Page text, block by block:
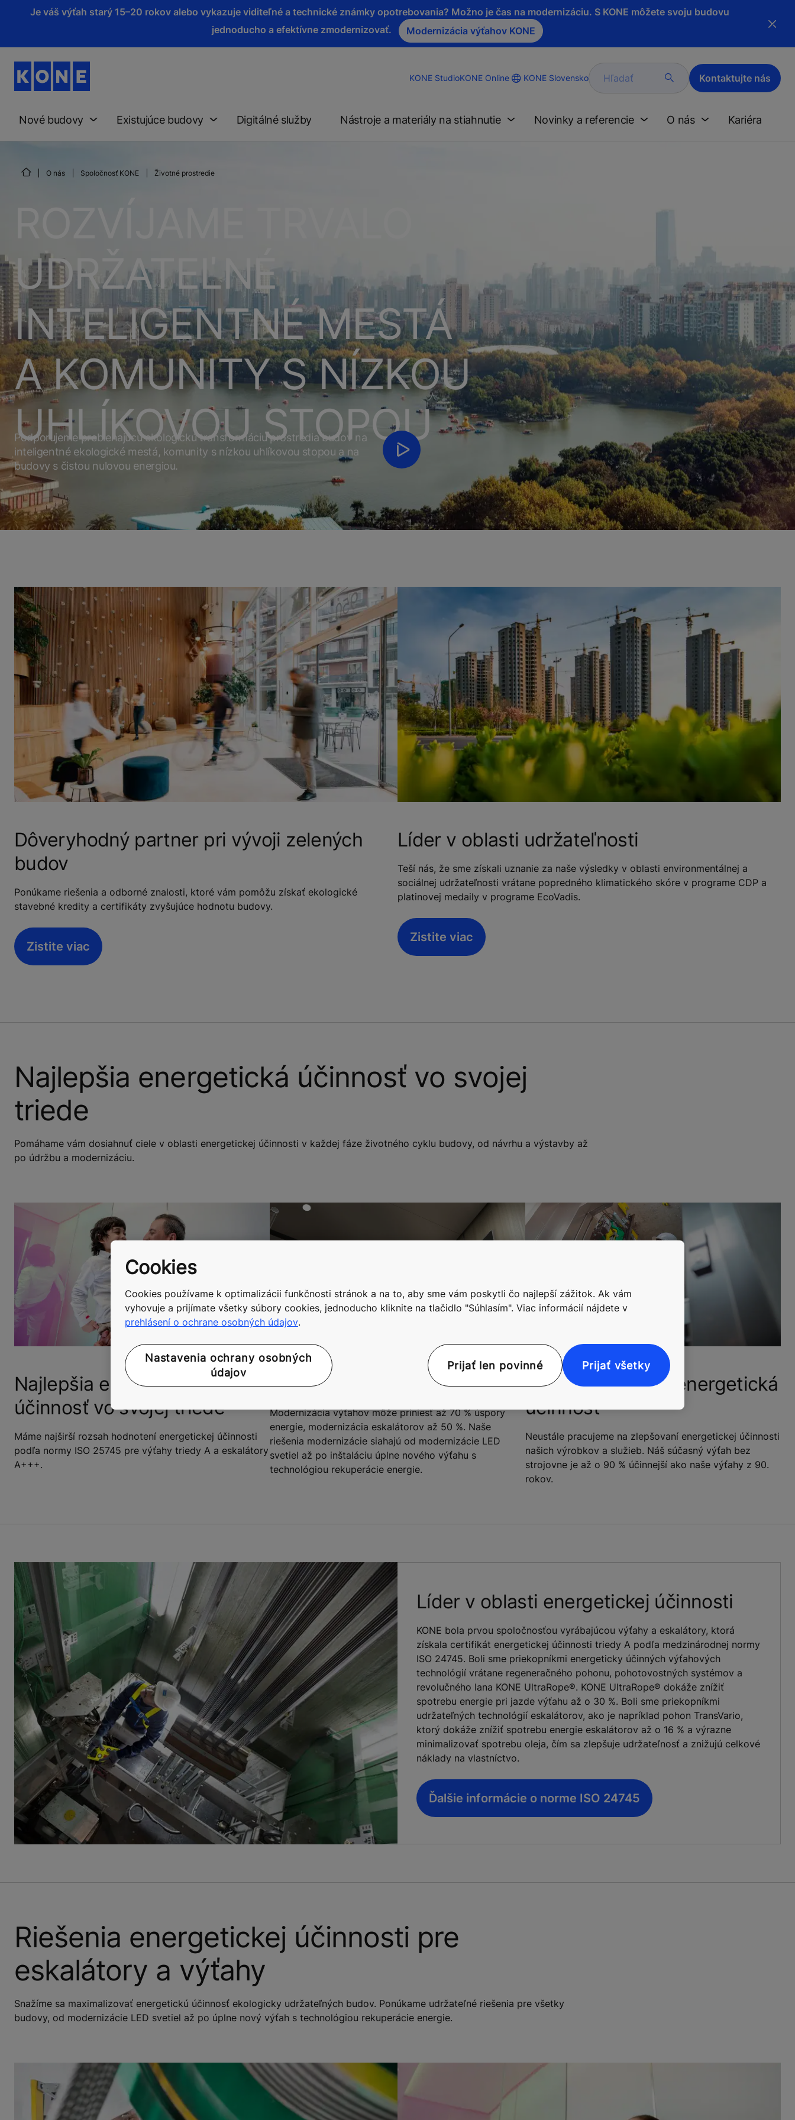
Je váš výťah starý 15–20 rokov alebo vykazuje viditeľné a technické známky opotrebovania? Možno je čas na modernizáciu. S KONE môžete svoju budovu
jednoducho a efektívne zmodernizovať.
Modernizácia výťahov KONE
KONE StudioKONE Online KONE Slovensko Hľadať Kontaktujte nás
Nové budovy Existujúce budovy Digitálné služby Nástroje a materiály na stiahnutie Novinky a referencie O nás Kariéra
O nás Spoločnosť KONE Životné prostredie
UDRŽATEĽNÉ
INTELIGENTNÉ MESTÁ
A KOMUNITY S NÍZKOU
UHLÍKOVOU STOPOU
Podporujeme prebiehajúcu ekologickú transformáciu prostredia budov na
inteligentné ekologické mestá, komunity s nízkou uhlíkovou stopou a na
budovy s čistou nulovou energiou.
Dôveryhodný partner pri vývoji zelených
budov
Ponúkame riešenia a odborné znalosti, ktoré vám pomôžu získať ekologické
stavebné kredity a certifikáty zvyšujúce hodnotu budovy.
Zistite viac
Líder v oblasti udržateľnosti
Teší nás, že sme získali uznanie za naše výsledky v oblasti environmentálnej a
sociálnej udržateľnosti vrátane popredného klimatického skóre v programe CDP a
platinovej medaily v programe EcoVadis.
Zistite viac
Najlepšia energetická účinnosť vo svojej
triede
Pomáhame vám dosiahnuť ciele v oblasti energetickej účinnosti v každej fáze životného cyklu budovy, od návrhu a výstavby až
po údržbu a modernizáciu.
Najlepšia energetická
účinnosť vo svojej triede
Máme najširší rozsah hodnotení energetickej účinnosti
podľa normy ISO 25745 pre výťahy triedy A a eskalátory
A+++.
Úspora energie až do 70 %
Modernizácia výťahov môže priniesť až 70 % úspory
energie, modernizácia eskalátorov až 50 %. Naše
riešenia modernizácie siahajú od modernizácie LED
svetiel až po inštaláciu úplne nového výťahu s
technológiou rekuperácie energie.
Až o 90 % vyššia energetická
účinnosť
Neustále pracujeme na zlepšovaní energetickej účinnosti
našich výrobkov a služieb. Náš súčasný výťah bez
strojovne je až o 90 % účinnejší ako naše výťahy z 90.
rokov.
Líder v oblasti energetickej účinnosti
KONE bola prvou spoločnosťou vyrábajúcou výťahy a eskalátory, ktorá
získala certifikát energetickej účinnosti triedy A podľa medzinárodnej normy
ISO 24745. Boli sme priekopníkmi energeticky účinných výťahových
technológií vrátane regeneračného pohonu, pohotovostných systémov a
revolučného lana KONE UltraRope®. KONE UltraRope® dokáže znížiť
spotrebu energie pri jazde výťahu až o 30 %. Boli sme priekopníkmi
udržateľných technológií eskalátorov, ako je napríklad pohon TransVario,
ktorý dokáže znížiť spotrebu energie eskalátorov až o 16 % a výrazne
minimalizovať spotrebu oleja, čím sa zlepšuje udržateľnosť a znižujú celkové
náklady na vlastníctvo.
Ďalšie informácie o norme ISO 24745
Riešenia energetickej účinnosti pre
eskalátory a výťahy
Snažíme sa maximalizovať energetickú účinnosť ekologicky udržateľných budov. Ponúkame udržateľné riešenia pre všetky
budovy, od modernizácie LED svetiel až po úplne nový výťah s technológiou rekuperácie energie.
Cookies
Cookies používame k optimalizácii funkčnosti stránok a na to, aby sme vám poskytli čo najlepší zážitok. Ak vám
vyhovuje a prijímate všetky súbory cookies, jednoducho kliknite na tlačidlo "Súhlasím". Viac informácií nájdete v
prehlásení o ochrane osobných údajov.
Nastavenia ochrany osobných
údajov
Prijať len povinné Prijať všetky